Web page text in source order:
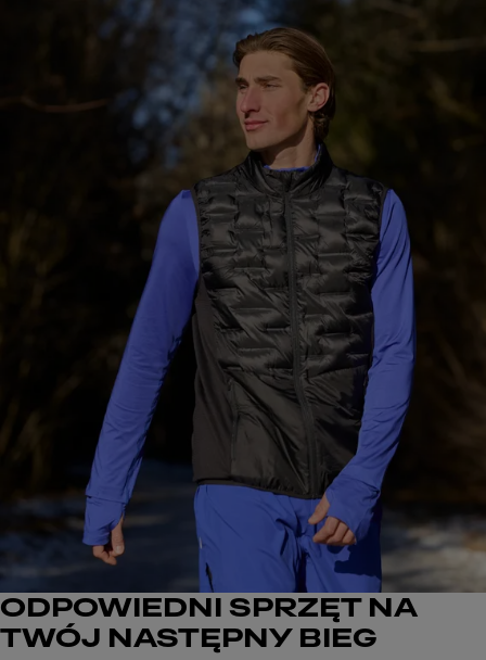
ODPOWIEDNI SPRZĘT NA
TWÓJ NASTĘPNY BIEG